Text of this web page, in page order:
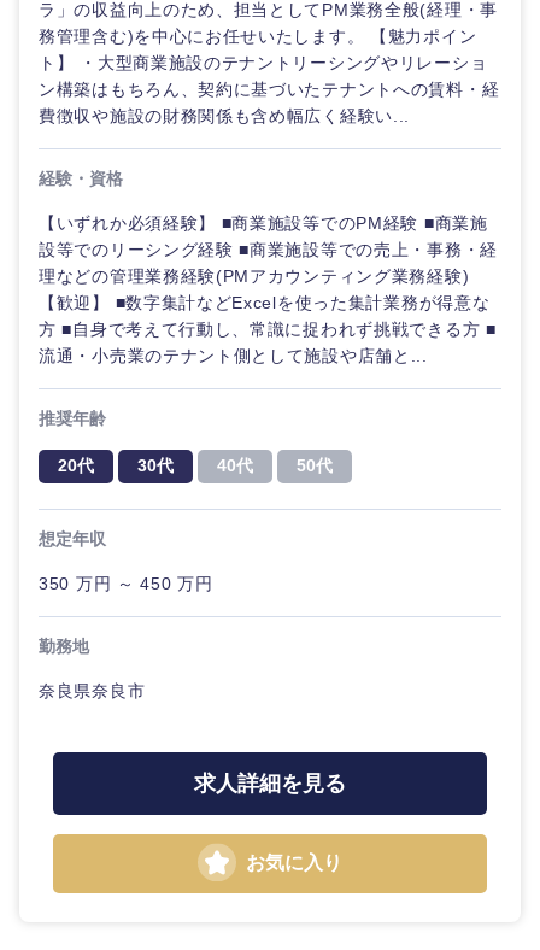
東海地方
岐阜県 静岡県
愛知県 三重県
滋賀県 京都府
ラ」の収益向上のため、担当としてPM業務全般(経理・事
務管理含む)を中心にお任せいたします。 【魅力ポイン
ト】 ・大型商業施設のテナントリーシングやリレーショ
ン構築はもちろん、契約に基づいたテナントへの賃料・経
費徴収や施設の財務関係も含め幅広く経験い...
経験・資格
【いずれか必須経験】 ■商業施設等でのPM経験 ■商業施
設等でのリーシング経験 ■商業施設等での売上・事務・経
理などの管理業務経験(PMアカウンティング業務経験)
【歓迎】 ■数字集計などExcelを使った集計業務が得意な
方 ■自身で考えて行動し、常識に捉われず挑戦できる方 ■
流通・小売業のテナント側として施設や店舗と...
推奨年齢
20代 30代 40代 50代
想定年収
350 万円 ～ 450 万円
勤務地
奈良県奈良市
求人詳細を見る
お気に入り